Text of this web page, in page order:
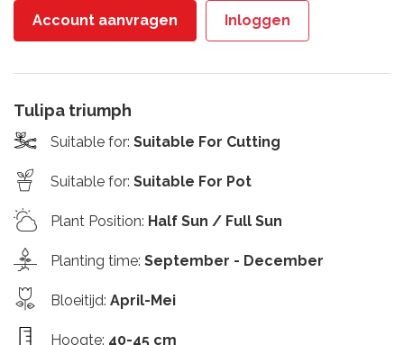
Account aanvragen Inloggen
Tulipa triumph
Suitable for: Suitable For Cutting
Suitable for: Suitable For Pot
Plant Position: Half Sun / Full Sun
Planting time: September - December
Bloeitijd: April-Mei
Hoogte: 40-45 cm